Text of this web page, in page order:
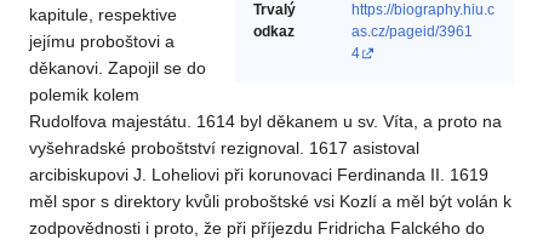
Trvalý
odkaz
https://biography.hiu.c
as.cz/pageid/3961
4
kapitule, respektive
jejímu proboštovi a
děkanovi. Zapojil se do
polemik kolem
Rudolfova majestátu. 1614 byl děkanem u sv. Víta, a proto na
vyšehradské proboštství rezignoval. 1617 asistoval
arcibiskupovi J. Loheliovi při korunovaci Ferdinanda II. 1619
měl spor s direktory kvůli proboštské vsi Kozlí a měl být volán k
zodpovědnosti i proto, že při příjezdu Fridricha Falckého do